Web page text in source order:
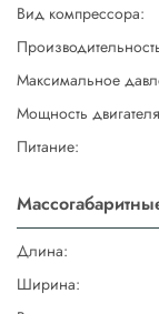
Вид компрессора:
Максимальное
Мощность
Питание:
Длина:
Ширина: